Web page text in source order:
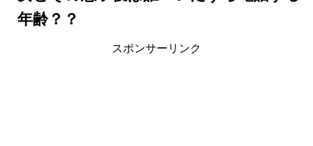
年齢？？
スポンサーリンク